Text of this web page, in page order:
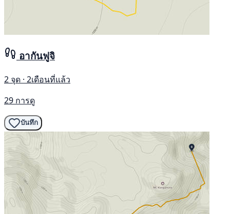
อากันฟูจิ
2 จุด · 2เดือนที่แล้ว
29 การดู
บันทึก